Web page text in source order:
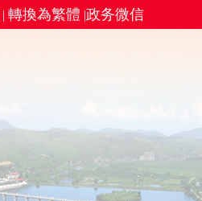
| 轉換為繁體 |政务微信